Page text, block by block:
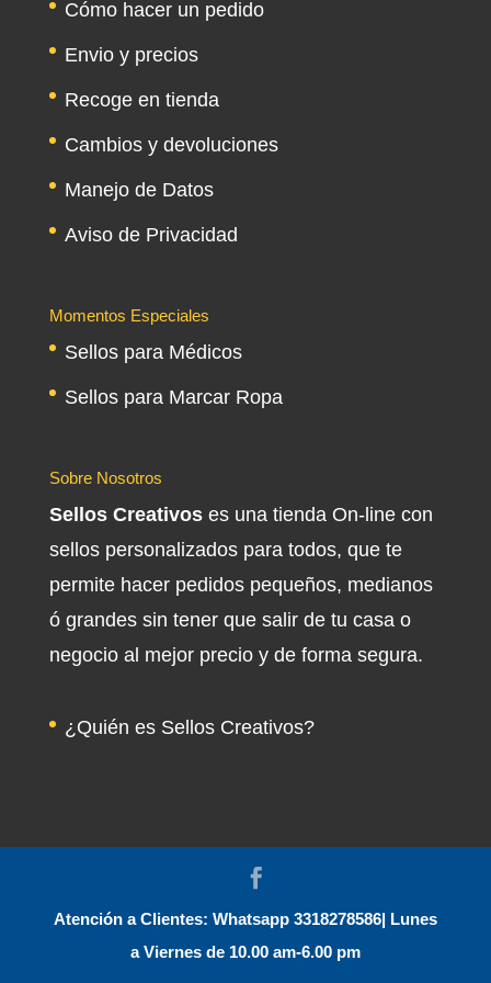
Cómo hacer un pedido
Envio y precios
Recoge en tienda
Cambios y devoluciones
Manejo de Datos
Aviso de Privacidad
Momentos Especiales
Sellos para Médicos
Sellos para Marcar Ropa
Sobre Nosotros
Sellos Creativoses una tienda On-line con
sellos personalizados para todos, que te
permite hacer pedidos pequeños, medianos
ó grandes sin tener que salir de tu casa o
negocio al mejor precio y de forma segura.
¿Quién es Sellos Creativos?
Atención a Clientes: Whatsapp 3318278586| Lunes
a Viernes de 10.00 am-6.00 pm